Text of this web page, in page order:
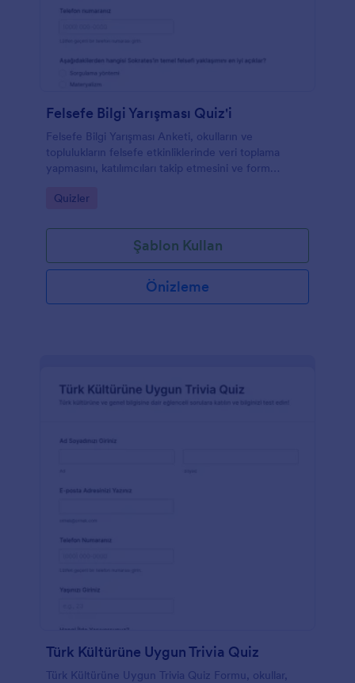
Felsefe Bilgi Yarışması Quiz'i
Felsefe Bilgi Yarışması Anketi, okulların ve
toplulukların felsefe etkinliklerinde veri toplama
yapmasını, katılımcıları takip etmesini ve form
sağlar.
Go to Category:
Quizler
Şablon Kullan
Önizleme
Türk Kültürüne Uygun Trivia Quiz
Türk Kültürüne Uygun Trivia Quiz Formu, okullar,